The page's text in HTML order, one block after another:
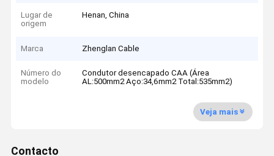
Lugar de
origem
Henan, China
Marca Zhenglan Cable
Número do
modelo
Condutor desencapado CAA (Área
AL:500mm2 Aço:34,6mm2 Total:535mm2)
Veja mais
Contacto